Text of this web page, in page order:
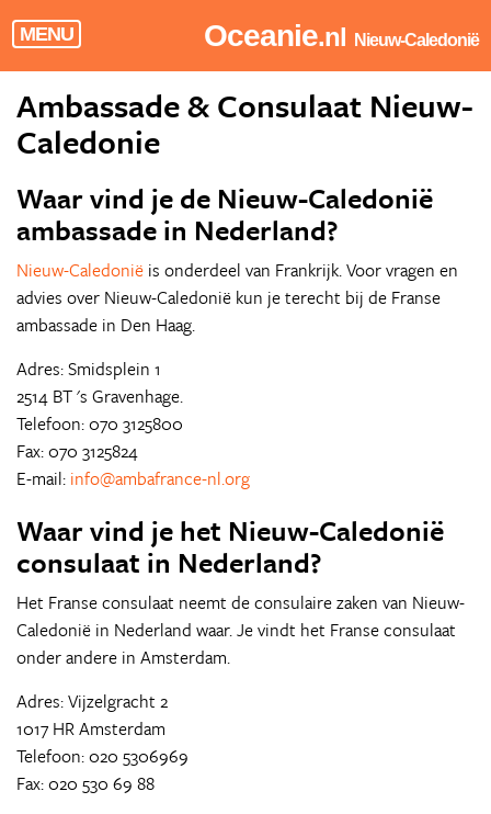
MENU Oceanie.nl Nieuw-Caledonië
Ambassade & Consulaat Nieuw-
Caledonie
Waar vind je de Nieuw-Caledonië
ambassade in Nederland?
Nieuw-Caledonië is onderdeel van Frankrijk. Voor vragen en
advies over Nieuw-Caledonië kun je terecht bij de Franse
ambassade in Den Haag.
Adres: Smidsplein 1
2514 BT 's Gravenhage.
Telefoon: 070 3125800
Fax: 070 3125824
E-mail: info@ambafrance-nl.org
Waar vind je het Nieuw-Caledonië
consulaat in Nederland?
Het Franse consulaat neemt de consulaire zaken van Nieuw-
Caledonië in Nederland waar. Je vindt het Franse consulaat
onder andere in Amsterdam.
Adres: Vijzelgracht 2
1017 HR Amsterdam
Telefoon: 020 5306969
Fax: 020 530 69 88